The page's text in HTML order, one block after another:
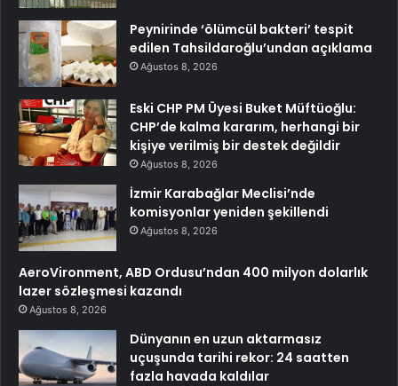
Peynirinde ‘ölümcül bakteri’ tespit
edilen Tahsildaroğlu’undan açıklama
Ağustos 8, 2026
Eski CHP PM Üyesi Buket Müftüoğlu:
CHP’de kalma kararım, herhangi bir
kişiye verilmiş bir destek değildir
Ağustos 8, 2026
İzmir Karabağlar Meclisi’nde
komisyonlar yeniden şekillendi
Ağustos 8, 2026
AeroVironment, ABD Ordusu’ndan 400 milyon dolarlık
lazer sözleşmesi kazandı
Ağustos 8, 2026
Dünyanın en uzun aktarmasız
uçuşunda tarihi rekor: 24 saatten
fazla havada kaldılar